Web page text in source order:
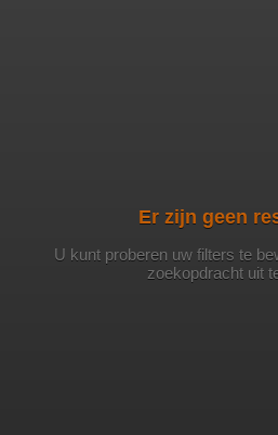
Er zijn geen
U kunt proberen uw filters te
zoekopdracht uit